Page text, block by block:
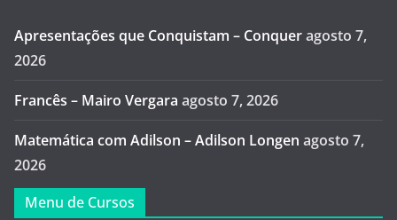
Apresentações que Conquistam – Conqueragosto 7,
2026
Francês – Mairo Vergara agosto 7, 2026
Matemática com Adilson – Adilson Longen agosto 7,
2026
Menu de Cursos